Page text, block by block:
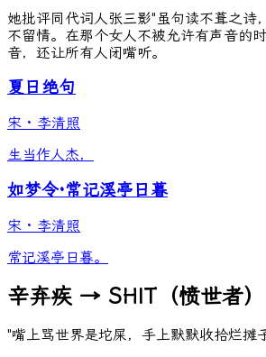
她批评同代词人张三影"虽句读不葺之诗
不留情。在那个女人不被允许有声音的
音，还让所有人闭嘴听。
夏日绝句
宋 · 李清照
生当作人杰，
如梦令·常记溪亭日暮
宋 · 李清照
常记溪亭日暮。
辛弃疾 → SHIT（愤世者）
"嘴上骂世界是坨屎，手上默默收拾烂摊